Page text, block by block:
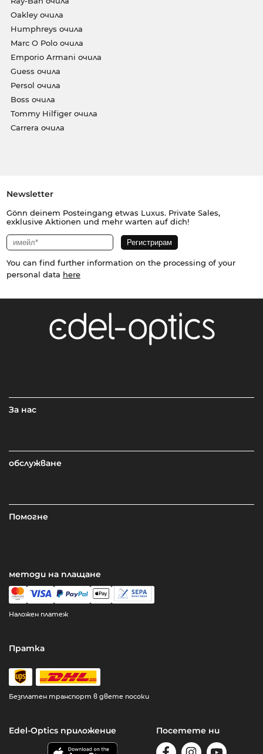
Oakley очила
Humphreys очила
Marc O Polo очила
Emporio Armani очила
Guess очила
Persol очила
Boss очила
Tommy Hilfiger очила
Carrera очила
Newsletter
Gönn deinem Posteingang etwas Luxus. Private Sales,
exklusive Aktionen und mehr warten auf dich!
You can find further information on the processing of your
personal data here
За нас
обслужване
Помогне
методи на плащане
Наложен платеж
Пратка
Безплатен транспорт в двете посоки
Edel-Optics приложение Посетете ни